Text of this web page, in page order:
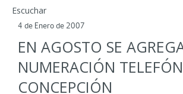
Escuchar
4 de Enero de 2007
EN AGOSTO SE
NUMERACIÓN
CONCEPCIÓN